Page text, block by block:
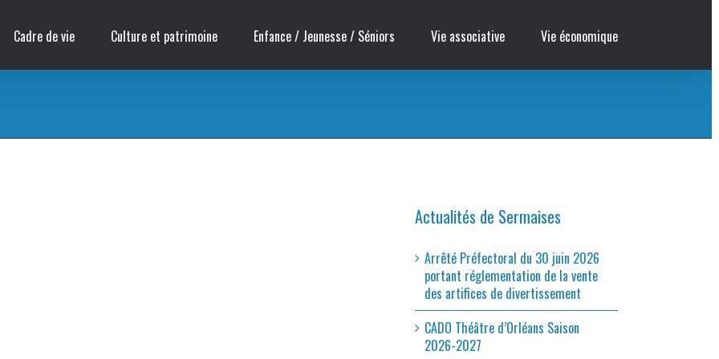
Cadre de vie Culture et patrimoine Enfance / Jeunesse / Séniors Vie associative Vie économique
Actualités de Sermaises
Arrêté Préfectoral du 30 juin 2026
portant réglementation de la vente
des artifices de divertissement
CADO Théâtre d’Orléans Saison
2026-2027